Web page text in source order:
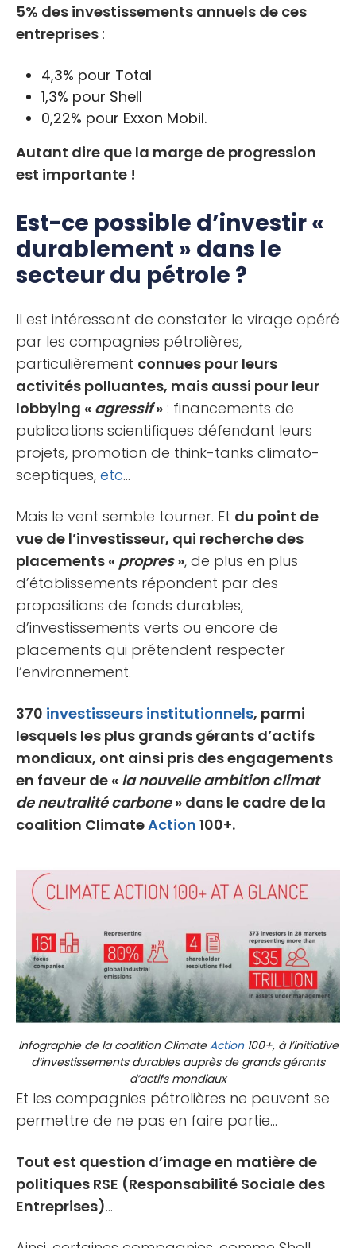
5% des investissements annuels de ces
entreprises :
4,3% pour Total
1,3% pour Shell
0,22% pour Exxon Mobil.
Autant dire que la marge de progression
est importante !
Est-ce possible d’investir «
durablement » dans le
secteur du pétrole ?
Il est intéressant de constater le virage opéré
par les compagnies pétrolières,
particulièrement connues pour leurs
activités polluantes, mais aussi pour leur
lobbying « agressif» : financements de
publications scientifiques défendant leurs
projets, promotion de think-tanks climato-
sceptiques, etc…
Mais le vent semble tourner. Et du point de
vue de l’investisseur, qui recherche des
placements « propres», de plus en plus
d’établissements répondent par des
propositions de fonds durables,
d’investissements verts ou encore de
placements qui prétendent respecter
l’environnement.
370 investisseurs institutionnels, parmi
lesquels les plus grands gérants d’actifs
mondiaux, ont ainsi pris des engagements
en faveur de « la nouvelle ambition climat
de neutralité carbone» dans le cadre de la
coalition ClimateAction 100+.
Infographie de la coalition ClimateAction100+, à l’initiative
d’investissements durables auprès de grands gérants
d’actifs mondiaux
Et les compagnies pétrolières ne peuvent se
permettre de ne pas en faire partie…
Tout est question d’image en matière de
politiques RSE (Responsabilité Sociale des
Entreprises)…